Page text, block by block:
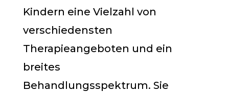
Kindern eine Vielzahl von
verschiedensten
Therapieangeboten und ein
breites
Behandlungsspektrum. Sie